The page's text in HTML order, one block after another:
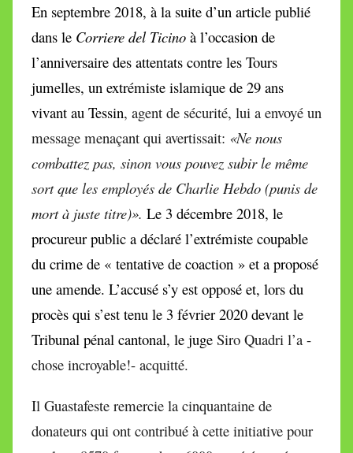
En septembre 2018, à la suite d’un article publié
dans le Corriere del Ticino à l’occasion de
l’anniversaire des attentats contre les Tours
jumelles, un extrémiste islamique de 29 ans
vivant au Tessin, agent de sécurité, lui a envoyé un
message menaçant qui avertissait: «Ne nous
combattez pas, sinon vous pouvez subir le même
sort que les employés de Charlie Hebdo (punis de
mort à juste titre)». Le 3 décembre 2018, le
procureur public a déclaré l’extrémiste coupable
du crime de « tentative de coaction » et a proposé
une amende. L’accusé s’y est opposé et, lors du
procès qui s’est tenu le 3 février 2020 devant le
Tribunal pénal cantonal, le juge Siro Quadri l’a -
chose incroyable!- acquitté.
Il Guastafeste remercie la cinquantaine de
donateurs qui ont contribué à cette initiative pour